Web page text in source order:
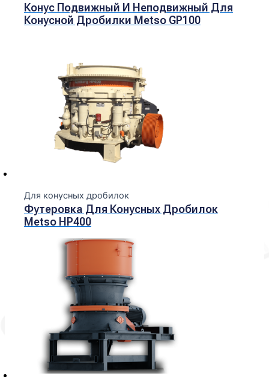
Конус Подвижный И Неподвижный Для
Конусной Дробилки Metso GP100
Для конусных дробилок
Футеровка Для Конусных Дробилок
Metso HP400